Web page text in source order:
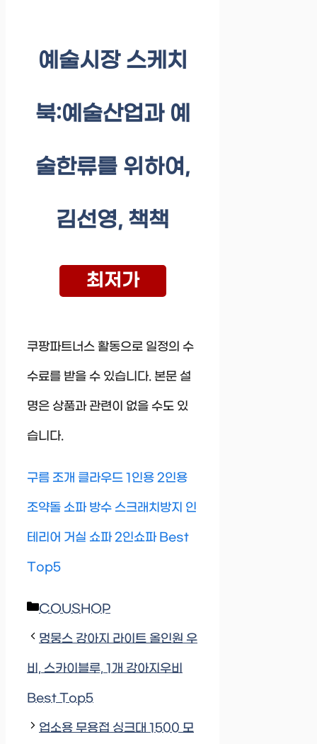
예술시장 스케치
북:예술산업과 예
술한류를 위하여,
김선영, 책책
최저가
쿠팡파트너스 활동으로 일정의 수
수료를 받을 수 있습니다. 본문 설
명은 상품과 관련이 없을 수도 있
습니다.
구름 조개 클라우드 1인용 2인용
조약돌 소파 방수 스크래치방지 인
테리어 거실 쇼파 2인쇼파 Best
Top5
Categories
COUSHOP
멍뭉스 강아지 라이트 올인원 우
비, 스카이블루, 1개 강아지우비
Best Top5
업소용 무용접 싱크대 1500 모